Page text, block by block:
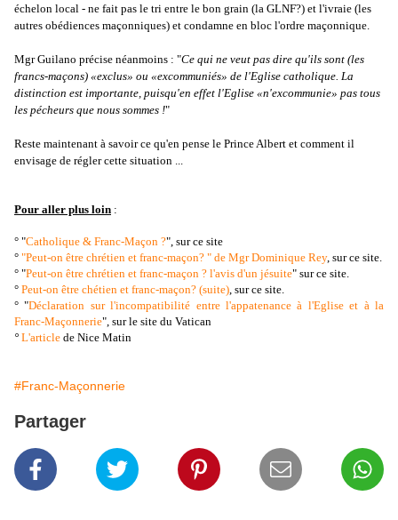
échelon local - ne fait pas le tri entre le bon grain (la GLNF?) et l'ivraie (les
autres obédiences maçonniques) et condamne en bloc l'ordre maçonnique.
Mgr Guilano précise néanmoins : "Ce qui ne veut pas dire qu'ils sont (les
francs-maçons) «exclus» ou «excommuniés» de l'Eglise catholique. La
distinction est importante, puisqu'en effet l'Eglise «n'excommunie» pas tous
les pécheurs que nous sommes !"
Reste maintenant à savoir ce qu'en pense le Prince Albert et comment il
envisage de régler cette situation ...
Pour aller plus loin :
° "Catholique & Franc-Maçon ?", sur ce site
° "Peut-on être chrétien et franc-maçon? " de Mgr Dominique Rey, sur ce site.
° "Peut-on être chrétien et franc-maçon ? l'avis d'un jésuite" sur ce site.
° Peut-on être chétien et franc-maçon? (suite), sur ce site.
° "Déclaration sur l'incompatibilité entre l'appatenance à l'Eglise et à la
Franc-Maçonnerie", sur le site du Vatican
° L'article de Nice Matin
#Franc-Maçonnerie
Partager